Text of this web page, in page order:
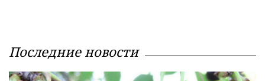
Последние новости